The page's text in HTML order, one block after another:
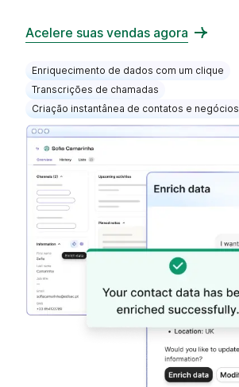
Acelere suas vendas agora
Enriquecimento de dados com um clique
Transcrições de chamadas
Criação instantânea de contatos e negócios